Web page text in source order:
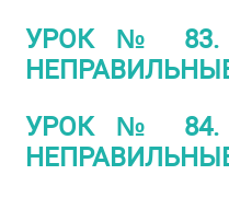
УРОК № 83.
УРОК № 84.